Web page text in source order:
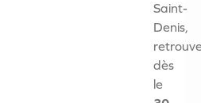
Saint-
Denis,
dès
le